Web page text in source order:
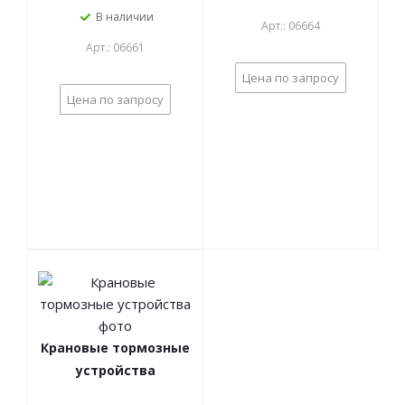
В наличии
Арт.: 06661
Цена по запросу
Арт.: 06664
Цена по запросу
Крановые тормозные
устройства